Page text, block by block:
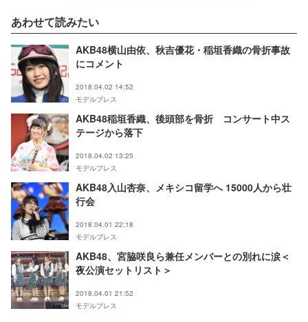
あわせて読みたい
AKB48横山由依、秋吉優花・稲垣香織の骨折事故
にコメント
2018.04.02 14:52
モデルプレス
AKB48稲垣香織、後頭部を骨折 コンサート中ス
テージから落下
2018.04.02 13:25
モデルプレス
AKB48入山杏奈、メキシコ留学へ 15000人から壮
行会
2018.04.01 22:18
モデルプレス
AKB48、宮脇咲良ら兼任メンバーとの別れに涙＜
夜公演セットリスト＞
2018.04.01 21:52
モデルプレス